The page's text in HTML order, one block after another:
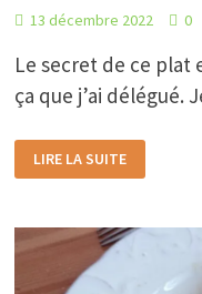
13 décembre 2022 0
Le secret de ce plat
ça que j’ai
SAUTÉ
LIRE LA SUITE